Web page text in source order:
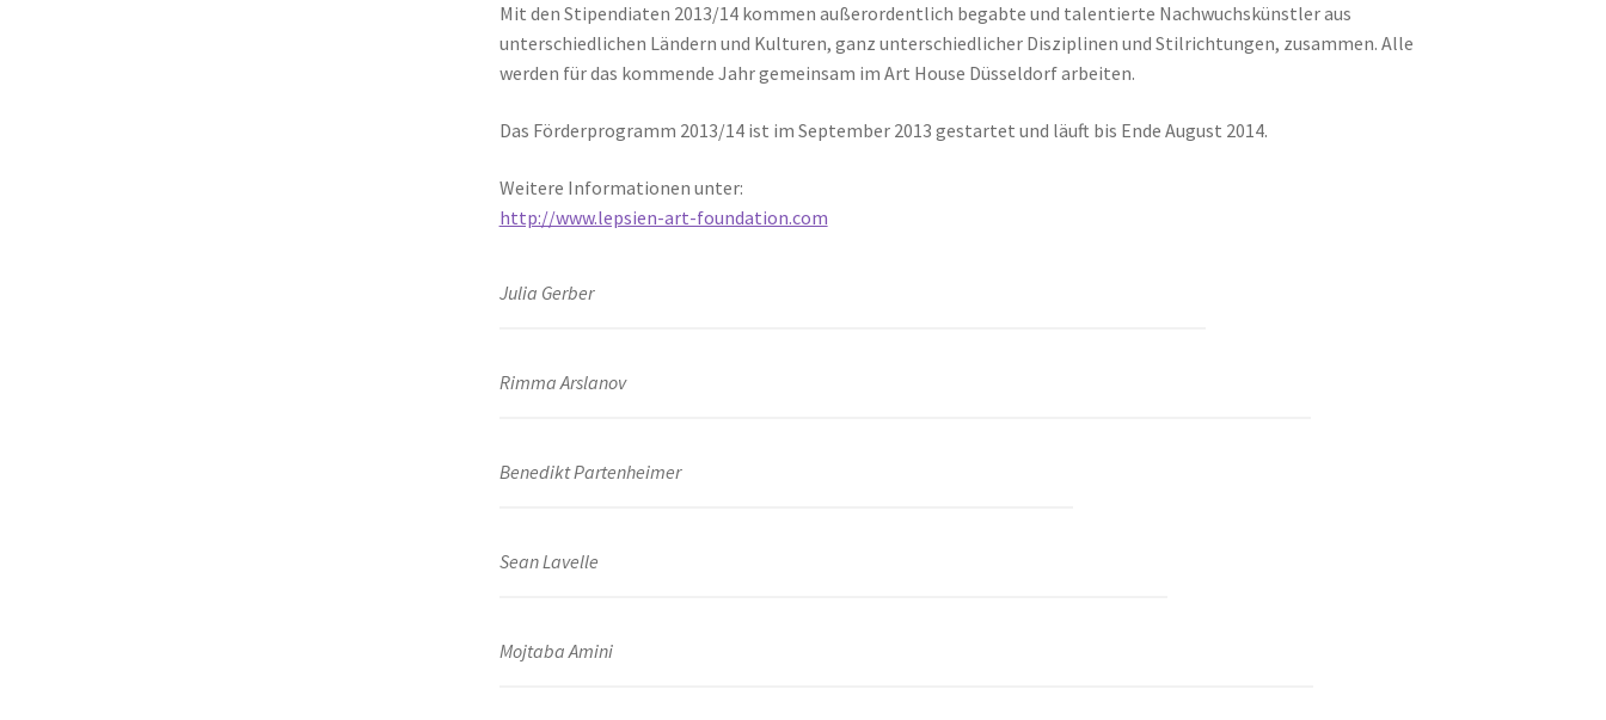
Mit den Stipendiaten 2013/14 kommen außerordentlich begabte und talentierte Nachwuchskünstler aus
unterschiedlichen Ländern und Kulturen, ganz unterschiedlicher Disziplinen und Stilrichtungen, zusammen. Alle
werden für das kommende Jahr gemeinsam im Art House Düsseldorf arbeiten.
Das Förderprogramm 2013/14 ist im September 2013 gestartet und läuft bis Ende August 2014.
Weitere Informationen unter:
http://www.lepsien-art-foundation.com
Julia Gerber
Rimma Arslanov
Benedikt Partenheimer
Sean Lavelle
Mojtaba Amini